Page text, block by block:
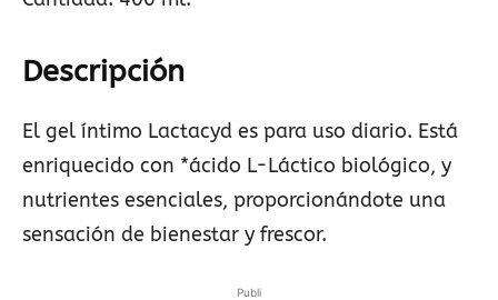
Descripción
El gel íntimo Lactacyd es para uso diario. Está
enriquecido con *ácido L-Láctico biológico, y
nutrientes esenciales, proporcionándote una
sensación de bienestar y frescor.
Publi